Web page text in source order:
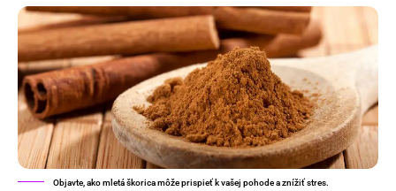
Objavte, ako mletá škorica môže prispieť k vašej pohode a znížiť stres.